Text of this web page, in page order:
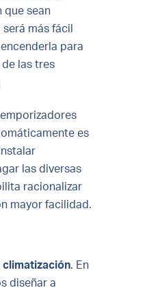
que sean
más fácil
para
de las tres
es
las diversas
racionalizar
mayor facilidad.
climatización. En
diseñar a